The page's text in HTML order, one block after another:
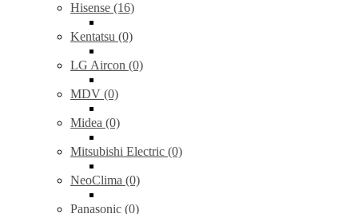
Hisense (16)
Kentatsu (0)
LG Aircon (0)
MDV (0)
Midea (0)
Mitsubishi Electric (0)
NeoClima (0)
Panasonic (0)